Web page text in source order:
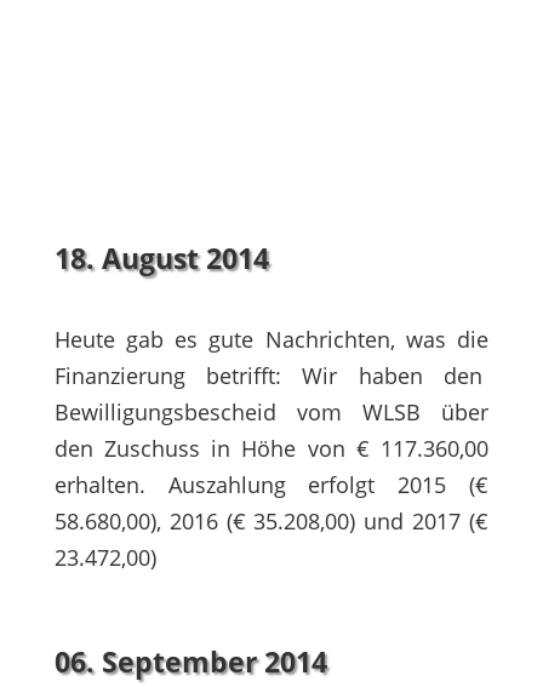
18. August 2014
Heute gab es gute Nachrichten, was die
Finanzierung betrifft: Wir haben den
Bewilligungsbescheid vom WLSB über
den Zuschuss in Höhe von € 117.360,00
erhalten. Auszahlung erfolgt 2015 (€
58.680,00), 2016 (€ 35.208,00) und 2017 (€
23.472,00)
06. September 2014